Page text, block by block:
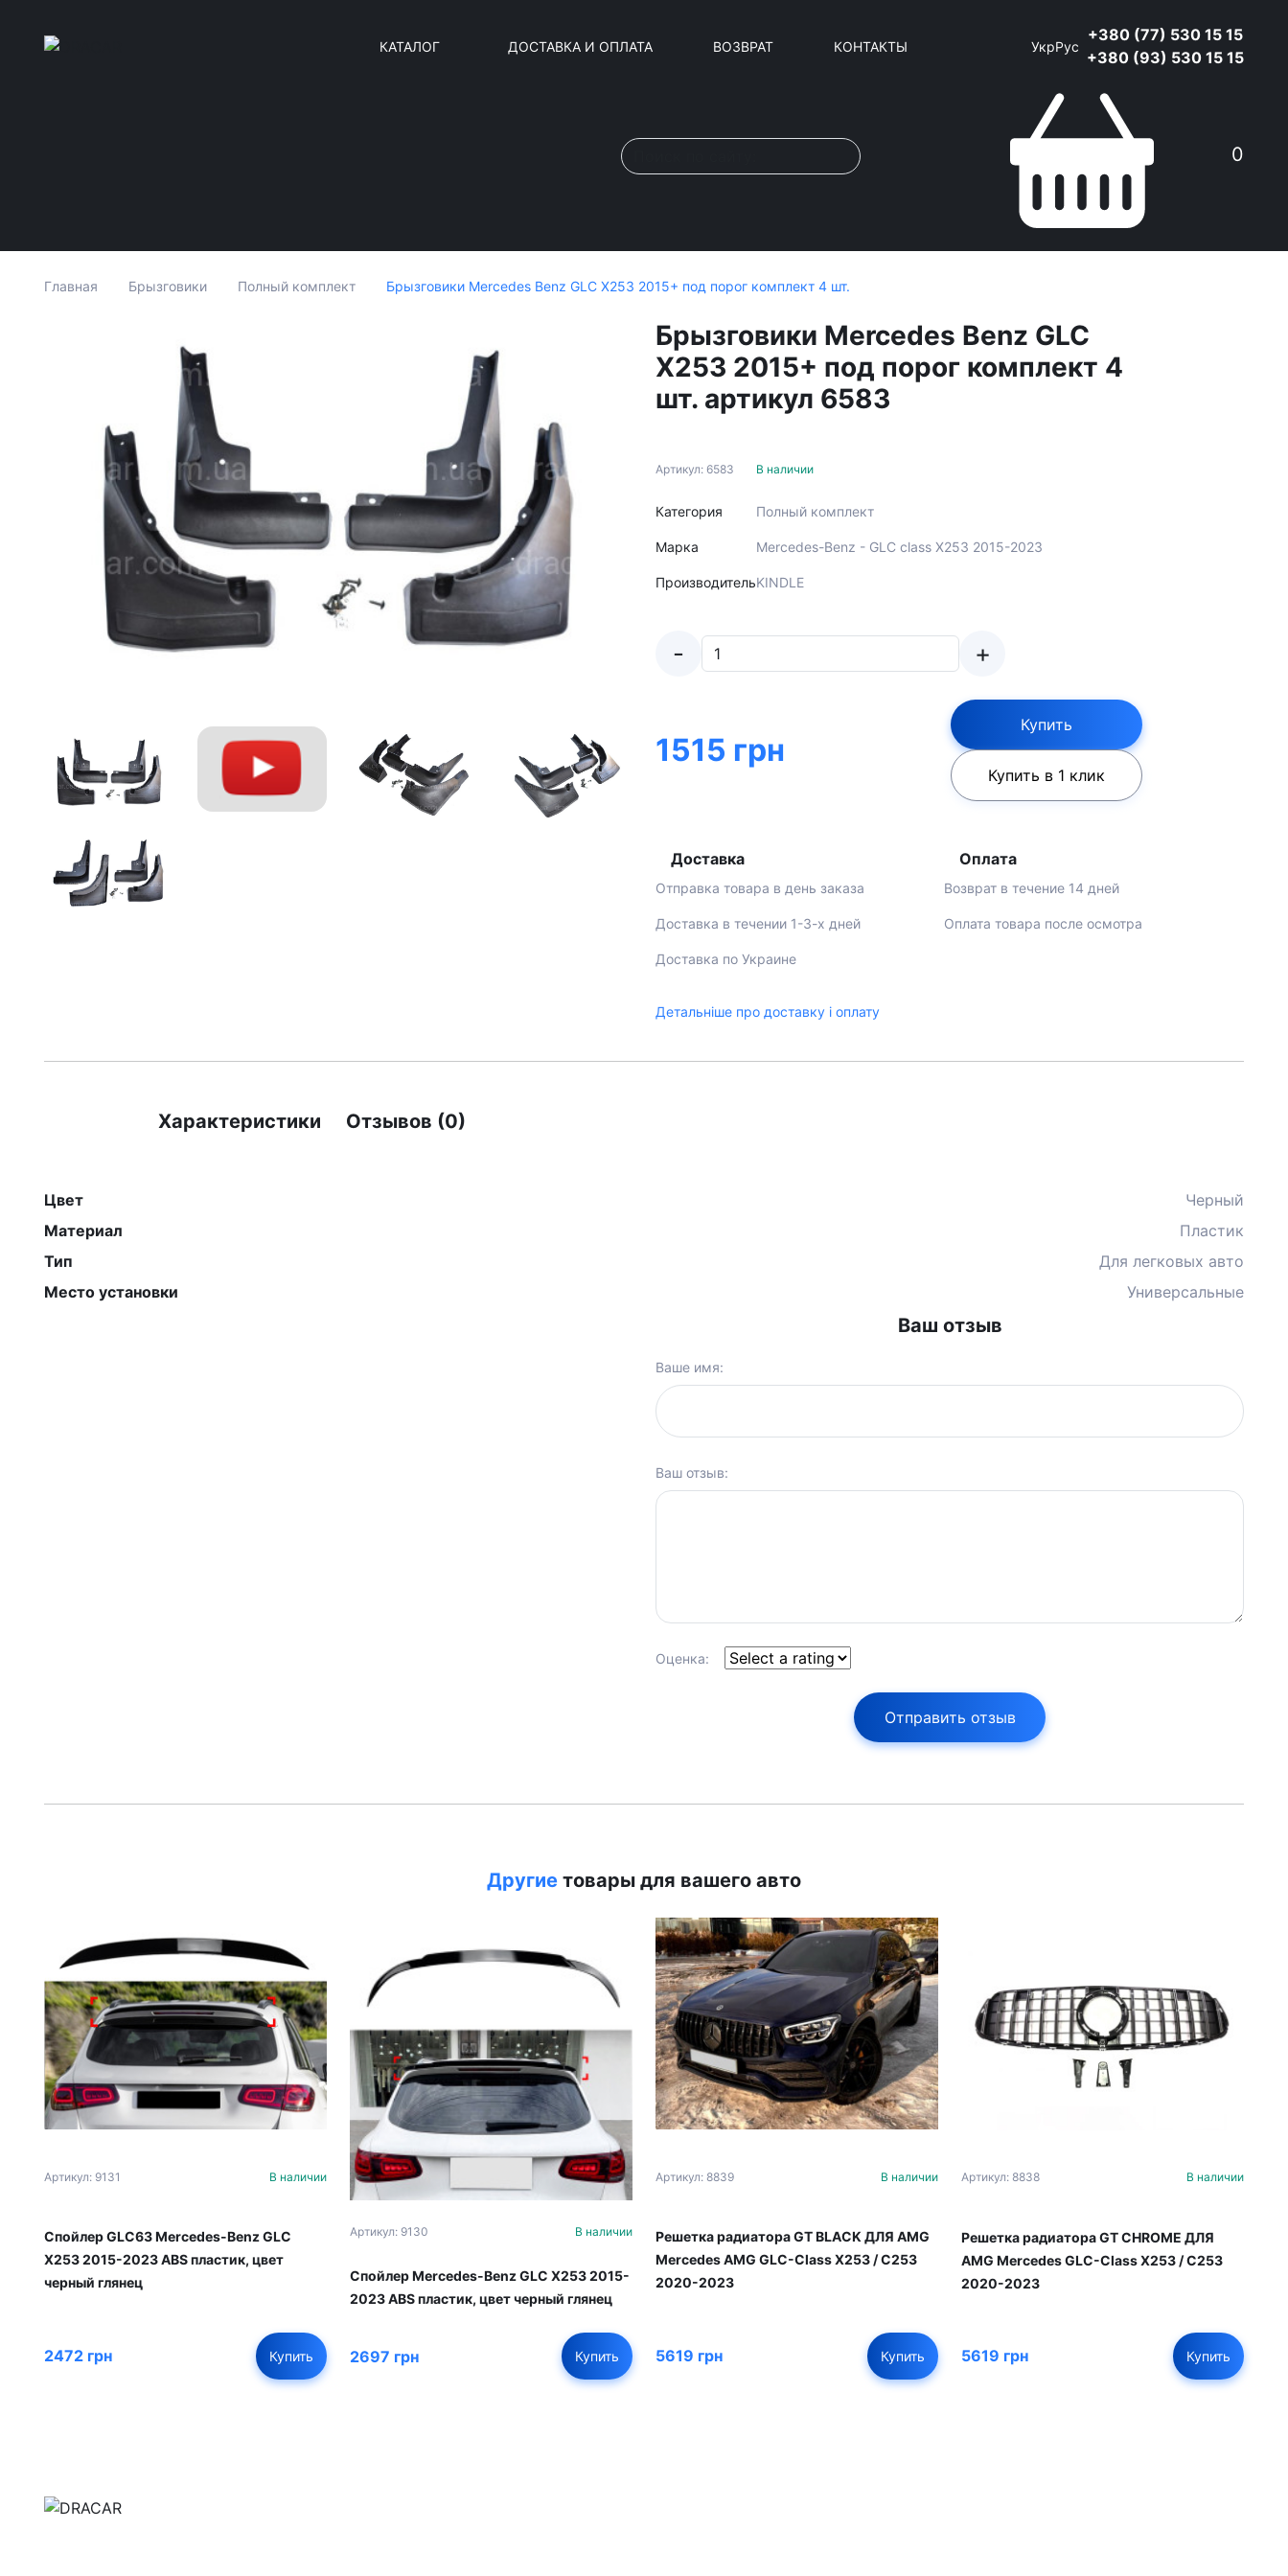
КАТАЛОГ ДОСТАВКА И ОПЛАТА ВОЗВРАТ КОНТАКТЫ УкрРус
+380 (77) 530 15 15
+380 (93) 530 15 15
0
Главная Брызговики Полный комплект Брызговики Mercedes Benz GLC X253 2015+ под порог комплект 4 шт.
Брызговики Mercedes Benz GLC
X253 2015+ под порог комплект 4
шт. артикул 6583
Артикул: 6583
Категория
Марка
Производитель
В наличии
Полный комплект
Mercedes-Benz - GLC class X253 2015-2023
KINDLE
- +
1515 грн
Купить
Купить в 1 клик
Доставка
Отправка товара в день заказа
Доставка в течении 1-3-х дней
Доставка по Украине
Оплата
Возврат в течение 14 дней
Оплата товара после осмотра
Детальніше про доставку і оплату
Характеристики Отзывов (0)
Цвет
Черный
Материал
Пластик
Тип
Для легковых авто
Место установки
Универсальные
Ваш отзыв
Ваше имя:
Ваш отзыв:
Оценка:
Отправить отзыв
Другие товары для вашего авто
Артикул: 9131 В наличии
Спойлер GLC63 Mercedes-Benz GLC
X253 2015-2023 ABS пластик, цвет
черный глянец
2472 грн Купить
Артикул: 9130 В наличии
Спойлер Mercedes-Benz GLC X253 2015-
2023 ABS пластик, цвет черный глянец
2697 грн Купить
Артикул: 8839 В наличии
Решетка радиатора GT BLACK ДЛЯ AMG
Mercedes AMG GLC-Class X253 / C253
2020-2023
5619 грн Купить
Артикул: 8838 В наличии
Решетка радиатора GT CHROME ДЛЯ
AMG Mercedes GLC-Class X253 / C253
2020-2023
5619 грн Купить